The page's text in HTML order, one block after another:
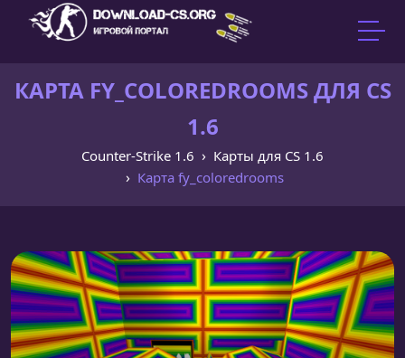
КАРТА FY_COLOREDROOMS ДЛЯ CS
1.6
Counter-Strike 1.6
Карты для CS 1.6
Карта fy_coloredrooms